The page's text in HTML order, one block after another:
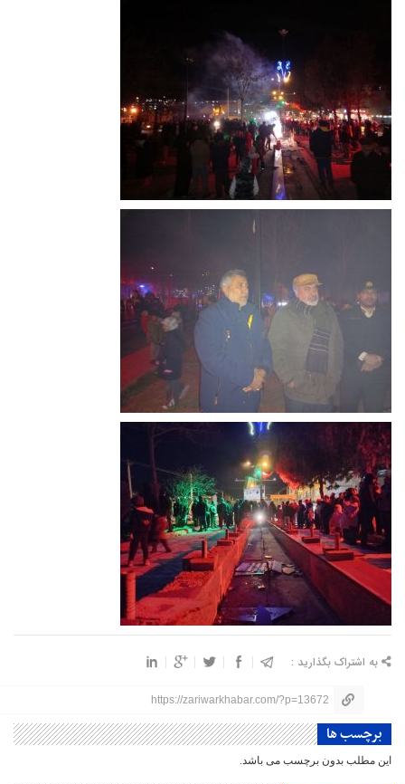
به اشتراک بگذارید :
https://zariwarkhabar.com/?p=13672
برچسب ها
این مطلب بدون برچسب می باشد.